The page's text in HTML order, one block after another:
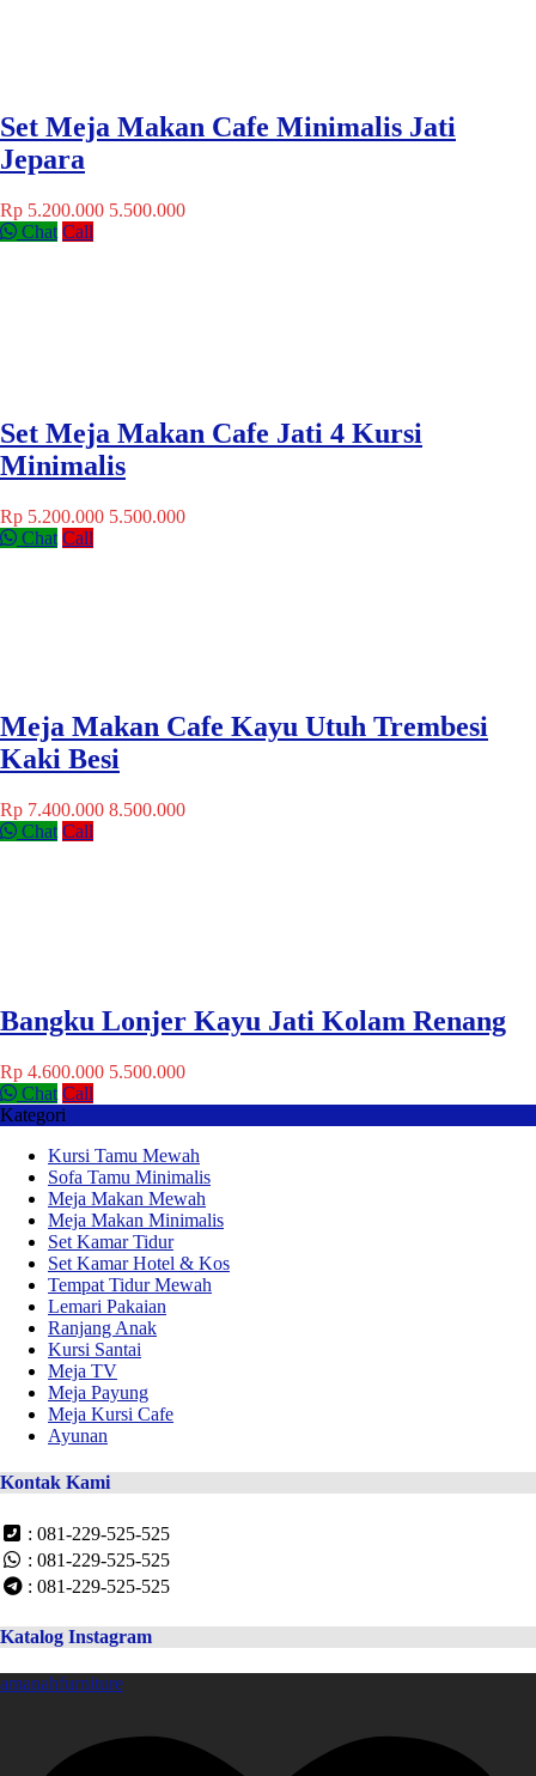
Set Meja Makan Cafe Minimalis Jati
Jepara
Rp 5.200.000 5.500.000
Chat Call
Set Meja Makan Cafe Jati 4 Kursi
Minimalis
Rp 5.200.000 5.500.000
Chat Call
Meja Makan Cafe Kayu Utuh Trembesi
Kaki Besi
Rp 7.400.000 8.500.000
Chat Call
Bangku Lonjer Kayu Jati Kolam Renang
Rp 4.600.000 5.500.000
Chat Call
Kategori
Kursi Tamu Mewah
Sofa Tamu Minimalis
Meja Makan Mewah
Meja Makan Minimalis
Set Kamar Tidur
Set Kamar Hotel & Kos
Tempat Tidur Mewah
Lemari Pakaian
Ranjang Anak
Kursi Santai
Meja TV
Meja Payung
Meja Kursi Cafe
Ayunan
Kontak Kami
: 081-229-525-525
: 081-229-525-525
: 081-229-525-525
Katalog Instagram
amanahfurniture